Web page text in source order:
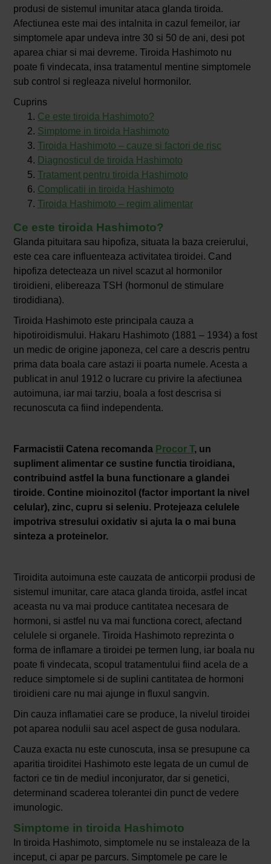
produsi de sistemul imunitar ataca glanda tiroida.
Afectiunea este mai des intalnita in cazul femeilor, iar
simptomele apar undeva intre 30 si 50 de ani, desi pot
aparea chiar si mai devreme. Tiroida Hashimoto nu
poate fi vindecata, insa tratamentul mentine simptomele
sub control si regleaza nivelul hormonilor.
Cuprins
Ce este tiroida Hashimoto?
Simptome in tiroida Hashimoto
Tiroida Hashimoto – cauze si factori de risc
Diagnosticul de tiroida Hashimoto
Tratament pentru tiroida Hashimoto
Complicatii in tiroida Hashimoto
Tiroida Hashimoto – regim alimentar
Ce este tiroida Hashimoto?
Glanda pituitara sau hipofiza, situata la baza creierului,
este cea care influenteaza activitatea tiroidei. Cand
hipofiza detecteaza un nivel scazut al hormonilor
tiroidieni, elibereaza TSH (hormonul de stimulare
tirodidiana).
Tiroida Hashimoto este principala cauza a
hipotiroidismului. Hakaru Hashimoto (1881 – 1934) a fost
un medic de origine japoneza, cel care a descris pentru
prima data boala care astazi ii poarta numele. Acesta a
publicat in anul 1912 o lucrare cu privire la afectiunea
autoimuna, iar mai tarziu, boala a fost descrisa si
recunoscuta ca fiind independenta.
Farmacistii Catena recomanda Procor T, un
supliment alimentar ce sustine functia tiroidiana,
contribuind astfel la buna functionare a glandei
tiroide. Contine mioinozitol (factor important la nivel
celular), zinc, cupru si seleniu. Protejeaza celulele
impotriva stresului oxidativ si ajuta la o mai buna
sinteza a proteinelor.
Tiroidita autoimuna este cauzata de anticorpii produsi de
sistemul imunitar, care ataca glanda tiroida, astfel incat
aceasta nu va mai produce cantitatea necesara de
hormoni, si astfel nu va mai functiona corect, afectand
celulele si organele. Tiroida Hashimoto reprezinta o
forma de inflamare a tiroidei pe termen lung, iar boala nu
poate fi vindecata, scopul tratamentului fiind acela de a
reduce simptomele si de suplini cantitatea de hormoni
tiroidieni care nu mai ajunge in fluxul sangvin.
Din cauza inflamatiei care se produce, la nivelul tiroidei
pot aparea nodulii sau acel aspect de gusa nodulara.
Cauza exacta nu este cunoscuta, insa se presupune ca
aparitia tiroiditei Hashimoto este legata de un cumul de
factori ce tin de mediul inconjurator, dar si genetici,
determinand scaderea tolerantei din punct de vedere
imunologic.
Simptome in tiroida Hashimoto
In tiroida Hashimoto, simptomele nu se instaleaza de la
inceput, ci apar pe parcurs. Simptomele pe care le